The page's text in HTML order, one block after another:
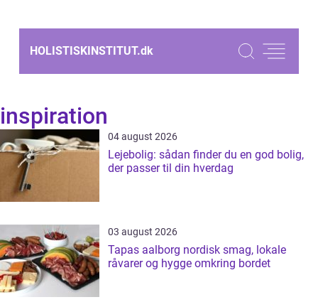
HOLISTISKINSTITUT.dk
inspiration
04 august 2026
Lejebolig: sådan finder du en god bolig,
der passer til din hverdag
03 august 2026
Tapas aalborg nordisk smag, lokale
råvarer og hygge omkring bordet